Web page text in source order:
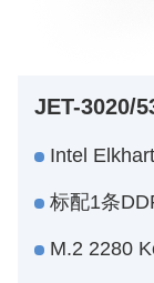
JET-3020/
Intel
标配1条
M.2 2280